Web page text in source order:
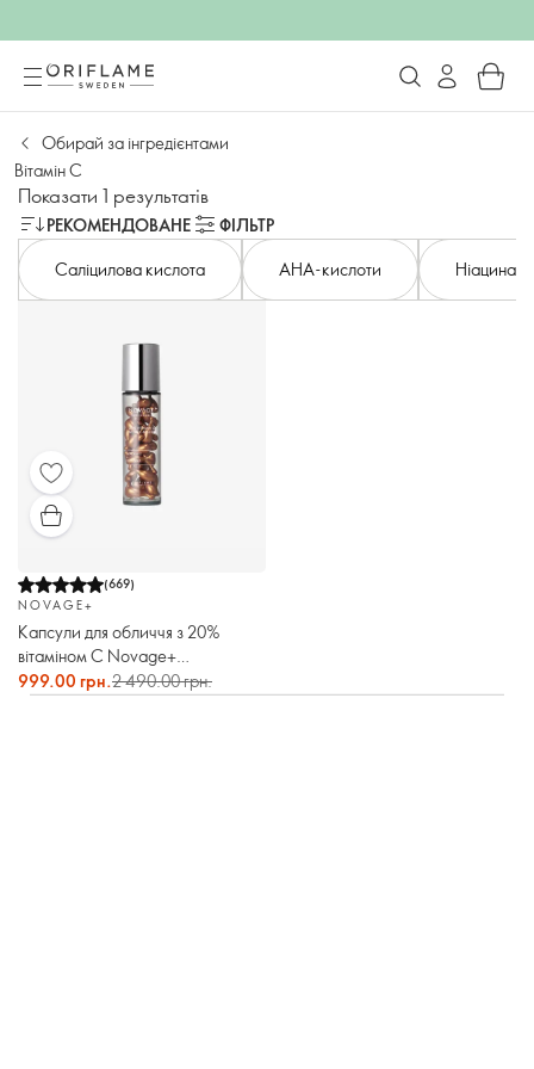
Обирай за інгредієнтами
Вітамін С
Показати 1 результатів
РЕКОМЕНДОВАНЕ
ФІЛЬТР
Саліцилова кислота
AHA-кислоти
(669)
NOVAGE+
Капсули для обличчя з 20%
вітаміном С Novage+
Proceuticals
999.00 грн.2 490.00 грн.